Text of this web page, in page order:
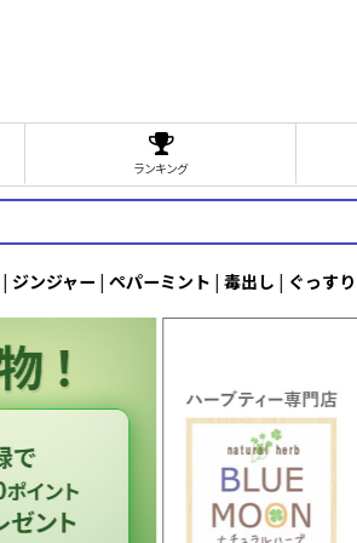
ランキング
| ジンジャー | ペパーミント | 毒出し | ぐっすり